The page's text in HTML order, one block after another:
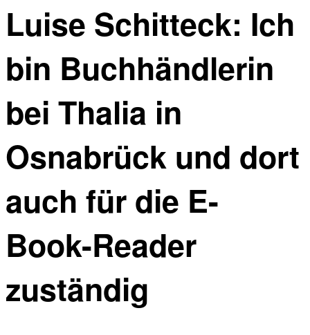
Luise Schitteck: Ich
bin Buchhändlerin
bei Thalia in
Osnabrück und dort
auch für die E-
Book-Reader
zuständig